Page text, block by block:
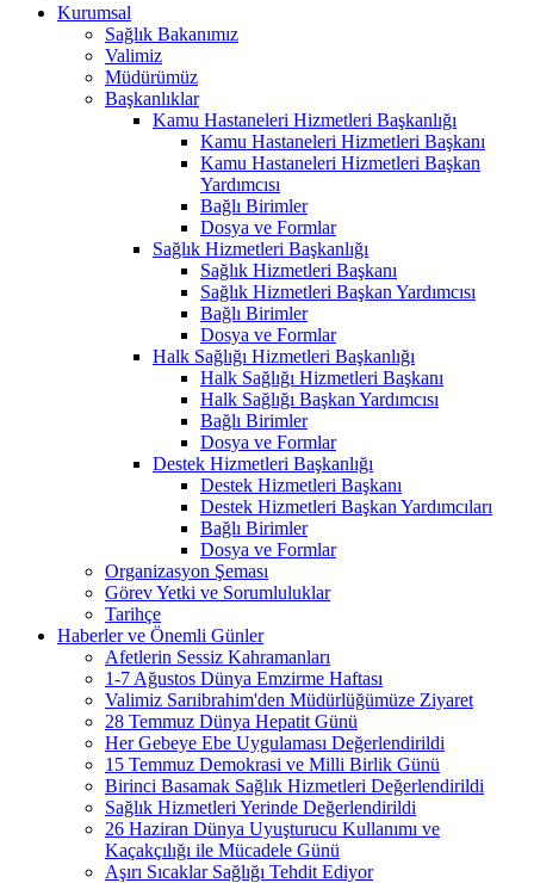
Kurumsal
Sağlık Bakanımız
Valimiz
Müdürümüz
Başkanlıklar
Kamu Hastaneleri Hizmetleri Başkanlığı
Kamu Hastaneleri Hizmetleri Başkanı
Kamu Hastaneleri Hizmetleri Başkan
Yardımcısı
Bağlı Birimler
Dosya ve Formlar
Sağlık Hizmetleri Başkanlığı
Sağlık Hizmetleri Başkanı
Sağlık Hizmetleri Başkan Yardımcısı
Bağlı Birimler
Dosya ve Formlar
Halk Sağlığı Hizmetleri Başkanlığı
Halk Sağlığı Hizmetleri Başkanı
Halk Sağlığı Başkan Yardımcısı
Bağlı Birimler
Dosya ve Formlar
Destek Hizmetleri Başkanlığı
Destek Hizmetleri Başkanı
Destek Hizmetleri Başkan Yardımcıları
Bağlı Birimler
Dosya ve Formlar
Organizasyon Şeması
Görev Yetki ve Sorumluluklar
Tarihçe
Haberler ve Önemli Günler
Afetlerin Sessiz Kahramanları
1-7 Ağustos Dünya Emzirme Haftası
Valimiz Sarıibrahim'den Müdürlüğümüze Ziyaret
28 Temmuz Dünya Hepatit Günü
Her Gebeye Ebe Uygulaması Değerlendirildi
15 Temmuz Demokrasi ve Milli Birlik Günü
Birinci Basamak Sağlık Hizmetleri Değerlendirildi
Sağlık Hizmetleri Yerinde Değerlendirildi
26 Haziran Dünya Uyuşturucu Kullanımı ve
Kaçakçılığı ile Mücadele Günü
Aşırı Sıcaklar Sağlığı Tehdit Ediyor